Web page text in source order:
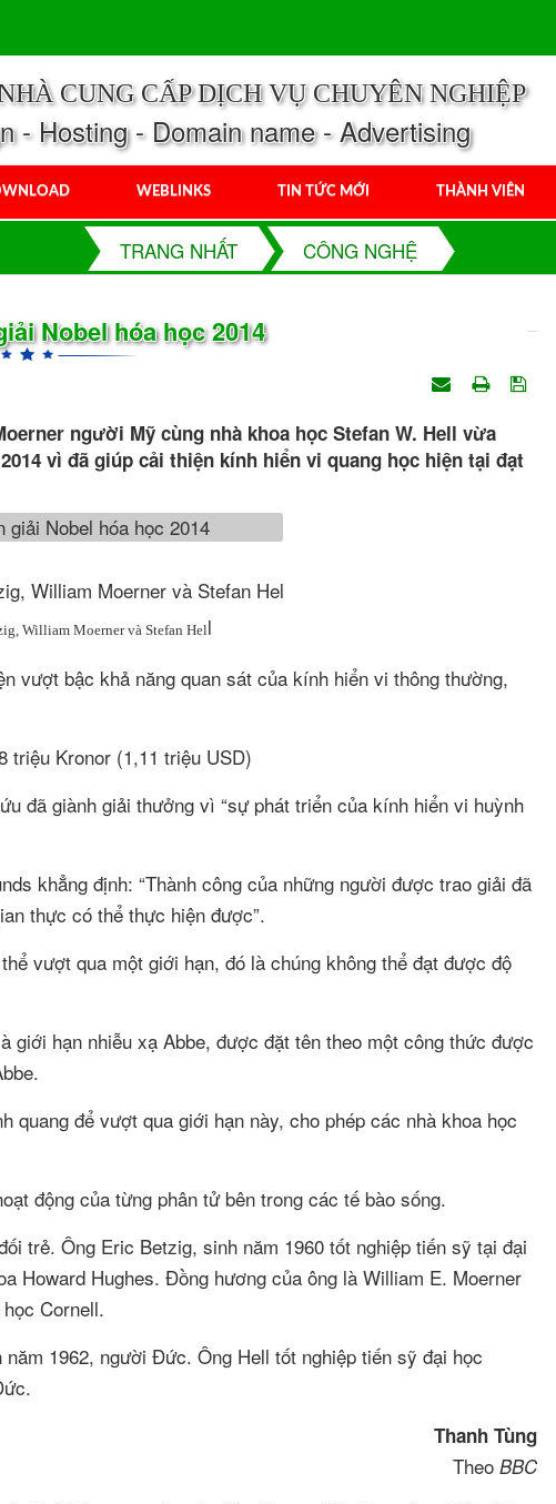
CUNG CẤP DỊCH VỤ CHUYÊN NGHIỆP
- Hosting - Domain name - Advertising
WEBLINKS TIN TỨC MỚI THÀNH VIÊN
TRANG NHẤT CÔNG NGHỆ
Nobel hóa học 2014
người Mỹ cùng nhà khoa học Stefan W. Hell vừa
vì đã giúp cải thiện kính hiển vi quang học hiện tại đạt
William Moerner và Stefan Hell
vượt bậc khả năng quan sát của kính hiển vi thông thường,
triệu Kronor (1,11 triệu USD)
đã giành giải thưởng vì “sự phát triển của kính hiển vi huỳnh
khẳng định: “Thành công của những người được trao giải đã
thực có thể thực hiện được”.
vượt qua một giới hạn, đó là chúng không thể đạt được độ
hạn nhiễu xạ Abbe, được đặt tên theo một công thức được
quang để vượt qua giới hạn này, cho phép các nhà khoa học
động của từng phân tử bên trong các tế bào sống.
trẻ. Ông Eric Betzig, sinh năm 1960 tốt nghiệp tiến sỹ tại đại
Howard Hughes. Đồng hương của ông là William E. Moerner
Cornell.
1962, người Đức. Ông Hell tốt nghiệp tiến sỹ đại học
Thanh Tùng
Theo BBC